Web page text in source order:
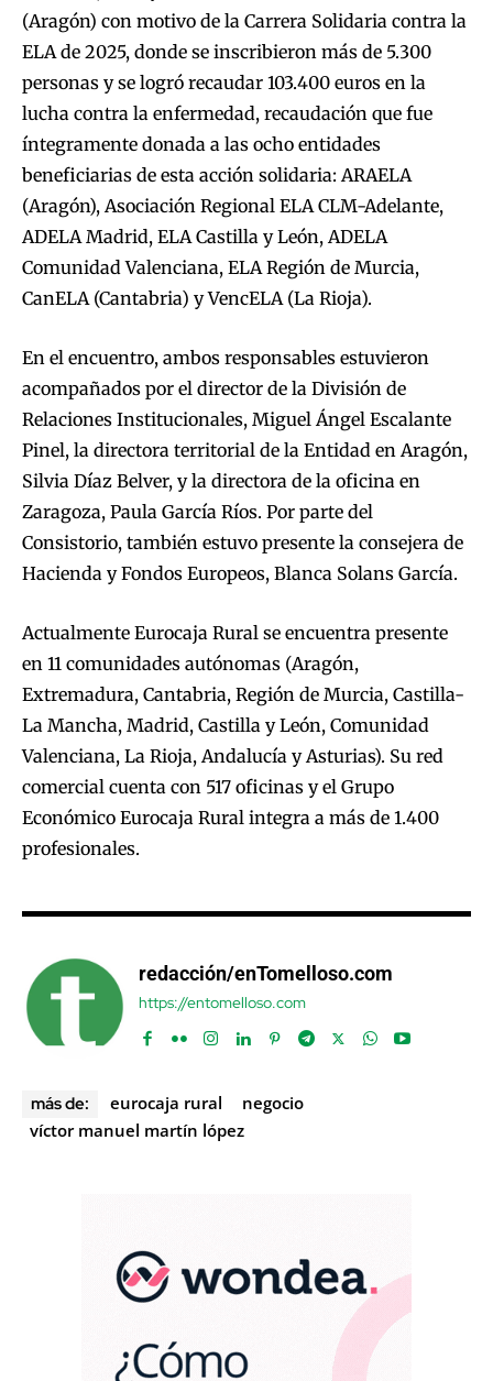
(Aragón) con motivo de la Carrera Solidaria contra la
ELA de 2025, donde se inscribieron más de 5.300
personas y se logró recaudar 103.400 euros en la
lucha contra la enfermedad, recaudación que fue
íntegramente donada a las ocho entidades
beneficiarias de esta acción solidaria: ARAELA
(Aragón), Asociación Regional ELA CLM-Adelante,
ADELA Madrid, ELA Castilla y León, ADELA
Comunidad Valenciana, ELA Región de Murcia,
CanELA (Cantabria) y VencELA (La Rioja).
En el encuentro, ambos responsables estuvieron
acompañados por el director de la División de
Relaciones Institucionales, Miguel Ángel Escalante
Pinel, la directora territorial de la Entidad en Aragón,
Silvia Díaz Belver, y la directora de la oficina en
Zaragoza, Paula García Ríos. Por parte del
Consistorio, también estuvo presente la consejera de
Hacienda y Fondos Europeos, Blanca Solans García.
Actualmente Eurocaja Rural se encuentra presente
en 11 comunidades autónomas (Aragón,
Extremadura, Cantabria, Región de Murcia, Castilla-
La Mancha, Madrid, Castilla y León, Comunidad
Valenciana, La Rioja, Andalucía y Asturias). Su red
comercial cuenta con 517 oficinas y el Grupo
Económico Eurocaja Rural integra a más de 1.400
profesionales.
redacción/enTomelloso.com
https://entomelloso.com
más de: eurocaja rural
negocio
víctor manuel martín lópez